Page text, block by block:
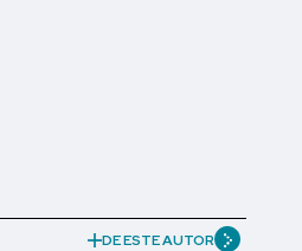
DE ESTE AUTOR